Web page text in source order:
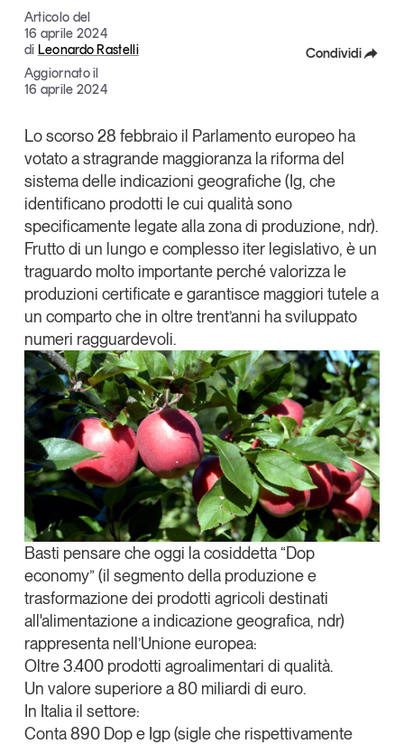
Magazine
Articoli
Opinioni
Dossier
Interviste
Comunicati stampa
Video
Podcast
Eventi e formazione
Tutti gli appuntamenti
Chi siamo
Newsletter
Contatti
Tendenze Journal
La nostra newsletter nella tua email
Iscriviti
Articolo del
16 aprile 2024
di Leonardo Rastelli
Aggiornato il
16 aprile 2024
Condividi
Linkedin
Copia Link
Lo scorso 28 febbraio il Parlamento europeo ha
votato a stragrande maggioranza la riforma del
sistema delle indicazioni geografiche(Ig, che
identificano prodotti le cui qualità sono
specificamente legate alla zona di produzione, ndr).
Frutto di un lungo e complesso iter legislativo, è un
traguardo molto importante perchévalorizza le
produzioni certificate e garantisce maggiori tutelea
un comparto che in oltre trent’anni ha sviluppato
numeri ragguardevoli.
Basti pensare che oggi la cosiddetta “Dop
economy” (il segmento della produzione e
trasformazione dei prodotti agricoli destinati
all'alimentazione a indicazione geografica, ndr)
rappresenta nell’Unione europea:
Oltre3.400 prodotti agroalimentari di qualità.
Un valore superiore a80 miliardi di euro.
In Italia il settore:
Conta890 Dop e Igp(sigle che rispettivamente